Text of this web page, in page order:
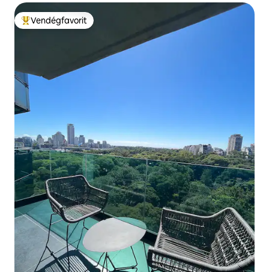
Kiemelt vendégfavorit
Vendégfavorit